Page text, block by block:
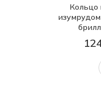
Кольцо